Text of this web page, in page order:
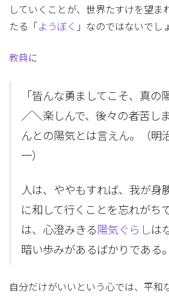
していくことが、世界たすけを望ま
たる「 ようぼく 」なのではないでし
教典に
「皆んな勇ましてこそ、真の
／＼楽しんで、後々の者苦し
んとの陽気とは言えん。（明
一）
人は、ややもすれば、我が身
に和して行くことを忘れがち
は、心澄みきる 陽気ぐらしは
暗い歩みがあるばかりである。
自分だけがいいという心では、平和